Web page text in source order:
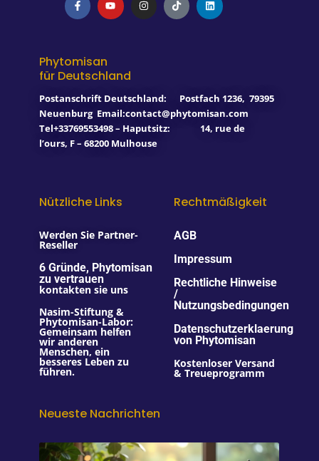
a
c
o
k
-
o
u
n
s
i
k
i
n
Phytomisan
für Deutschland
Postanschrift Deutschland: Postfach 1236, 79395
Neuenburg Email:contact@phytomisan.com
Tel+33769553498 – Haputsitz: 14, rue de
l’ours, F – 68200 Mulhouse
Nützliche Links
Werden Sie Partner-
Reseller
6 Gründe, Phytomisan
zu vertrauen
kontakten sie uns
Nasim-Stiftung &
Phytomisan-Labor:
Gemeinsam helfen
wir anderen
Menschen, ein
besseres Leben zu
führen.
Rechtmäßigkeit
AGB
Impressum
Rechtliche Hinweise
/
Nutzungsbedingungen
Datenschutzerklaerung
von Phytomisan
Kostenloser Versand
& Treueprogramm
Neueste Nachrichten